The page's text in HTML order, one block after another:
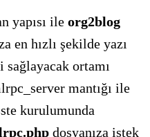
yapısı ile org2blog
en hızlı şekilde yazı
sağlayacak ortamı
mantığı ile
kurulumunda
dosyanıza istek